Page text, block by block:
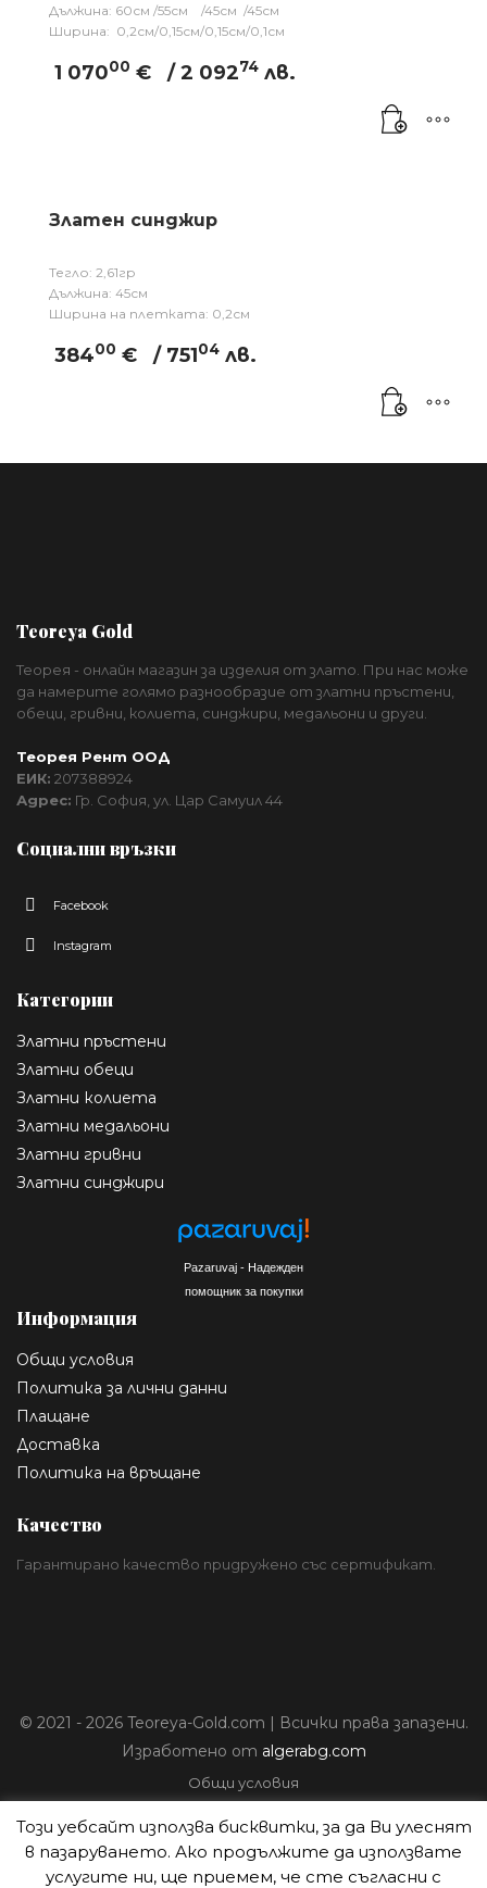
Дължина: 60см /55см /45см /45см
Ширина: 0,2см/0,15см/0,15см/0,1см
1 07000 € / 2 09274 лв.
Златен синджир
Тегло: 2,61гр
Дължина: 45см
Ширина на плетката: 0,2см
38400 € / 75104 лв.
Teoreya Gold
Теорея - онлайн магазин за изделия от злато. При нас може
да намерите голямо разнообразие от златни пръстени,
обеци, гривни, колиета, синджири, медальони и други.
Теорея Рент ООД
ЕИК: 207388924
Адрес: Гр. София, ул. Цар Самуил 44
Социални връзки
Facebook
Instagram
Категории
Златни пръстени
Златни обеци
Златни колиета
Златни медальони
Златни гривни
Златни синджири
Pazaruvaj - Надежден
помощник за покупки
Информация
Общи условия
Политика за лични данни
Плащане
Доставка
Политика на връщане
Качество
Гарантирано качество придружено със сертификат.
© 2021 - 2026 Teoreya-Gold.com | Всички права запазени.
Изработено от algerabg.com
Общи условия
Политика за лични данни
Плащане
Доставка
Политика на връщане
Този уебсайт използва бисквитки, за да Ви улеснят
в пазаруването. Ако продължите да използвате
услугите ни, ще приемем, че сте съгласни с